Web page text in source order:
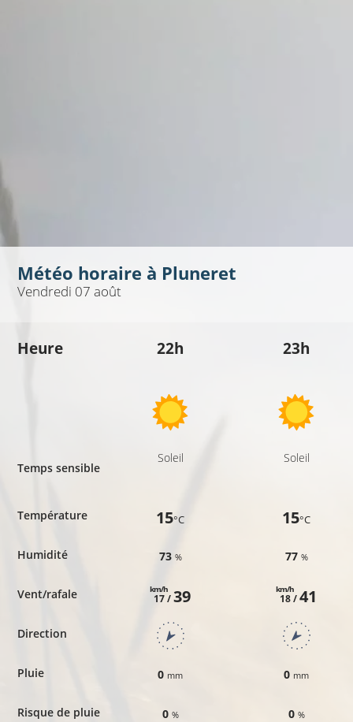
Météo horaire à Pluneret
Vendredi 07 août
Heure
Temps sensible
Température
Humidité
Vent/rafale
Direction
Pluie
Risque de pluie
22h
Soleil
15°C
73 %
17 /
km/h 39
0 mm
0 %
23h
Soleil
15°C
77 %
18 /
km/h 41
0 mm
0 %